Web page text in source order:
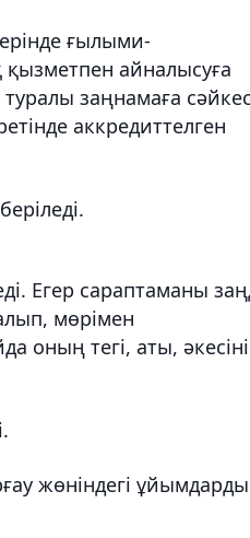
ғылыми-
айналысуға
заңнамаға
аккредиттелген
Егер сараптаманы
мөрімен
оның тегі, аты,
жөніндегі